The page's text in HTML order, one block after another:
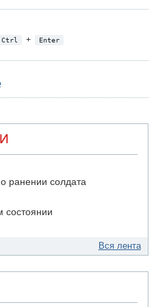
Ctrl + Enter
ранении солдата
состоянии
нападения хуситов и
Вся лента